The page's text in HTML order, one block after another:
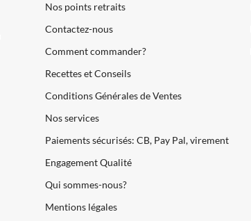
Nos points retraits
Contactez-nous
Comment commander?
Recettes et Conseils
Conditions Générales de Ventes
Nos services
Paiements sécurisés: CB, Pay Pal, virement
Engagement Qualité
Qui sommes-nous?
Mentions légales